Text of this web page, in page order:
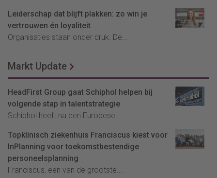
Leiderschap dat blijft plakken: zo win je
vertrouwen én loyaliteit
Organisaties staan onder druk. De...
Markt Update
HeadFirst Group gaat Schiphol helpen bij
volgende stap in talentstrategie
Schiphol heeft na een Europese...
Topklinisch ziekenhuis Franciscus kiest voor
InPlanning voor toekomstbestendige
personeelsplanning
Franciscus, een van de grootste...